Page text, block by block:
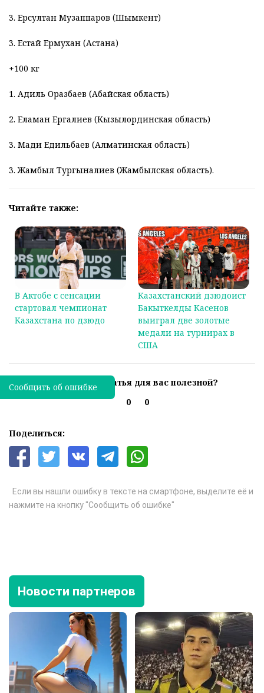
3. Ерсултан Музаппаров (Шымкент)
3. Естай Ермухан (Астана)
+100 кг
1. Адиль Оразбаев (Абайская область)
2. Еламан Ергалиев (Кызылординская область)
3. Мади Едильбаев (Алматинская область)
3. Жамбыл Тургыналиев (Жамбылская область).
Читайте также:
В Актобе с сенсации
стартовал чемпионат
Казахстана по дзюдо
Казахстанский дзюдоист
Бакыткелды Касенов
выиграл две золотые
медали на турнирах в
США
Была ли эта статья для вас полезной?
0
0
Поделиться:
Если вы нашли ошибку в тексте на смартфоне, выделите её и
нажмите на кнопку "Сообщить об ошибке"
Сообщить об ошибке
Новости партнеров